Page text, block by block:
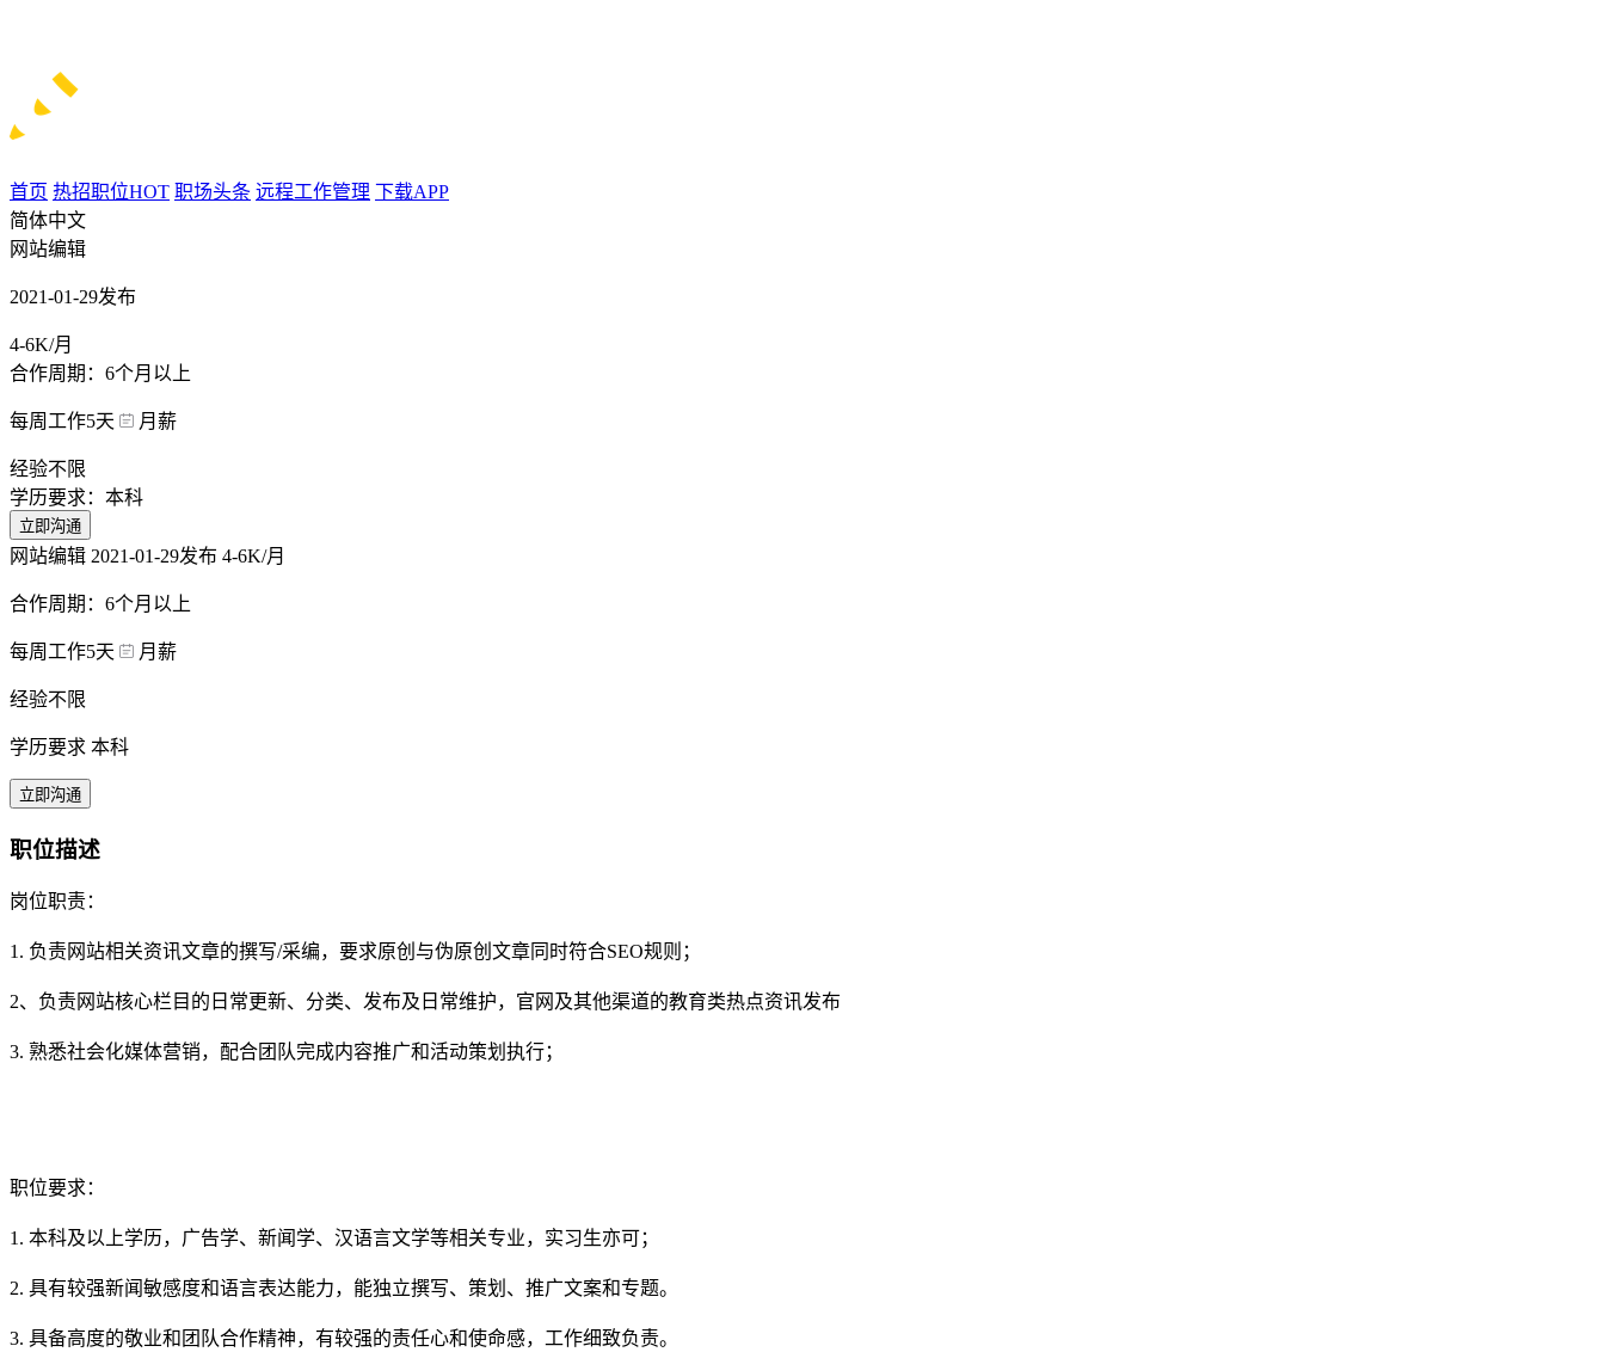
首页 热招职位HOT 职场头条 远程工作管理 下载APP
简体中文
网站编辑
2021-01-29发布
4-6K/月
合作周期：6个月以上
每周工作5天 月薪
经验不限
学历要求：本科
立即沟通
网站编辑 2021-01-29发布 4-6K/月
合作周期：6个月以上
每周工作5天 月薪
经验不限
学历要求 本科
立即沟通
职位描述
岗位职责：
1. 负责网站相关资讯文章的撰写/采编，要求原创与伪原创文章同时符合SEO规则；
2、负责网站核心栏目的日常更新、分类、发布及日常维护，官网及其他渠道的教育类热点资讯发布
3. 熟悉社会化媒体营销，配合团队完成内容推广和活动策划执行；
职位要求：
1. 本科及以上学历，广告学、新闻学、汉语言文学等相关专业，实习生亦可；
2. 具有较强新闻敏感度和语言表达能力，能独立撰写、策划、推广文案和专题。
3. 具备高度的敬业和团队合作精神，有较强的责任心和使命感，工作细致负责。